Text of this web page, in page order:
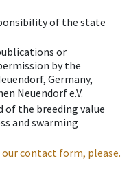
of the state
or
by the
Germany,
Neuendorf e.V.
of the breeding value
and swarming
contact form, please.